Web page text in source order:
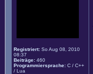
Registriert: So Aug 08, 2010
08:37
Beiträge: 460
Programmiersprache: C / C++
/ Lua